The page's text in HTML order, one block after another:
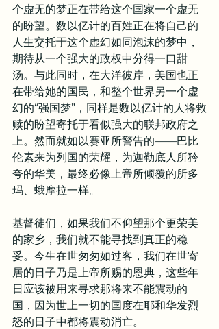
个虚无的梦正在带给这个国家一个虚无
的盼望。数以亿计的百姓正在将自己的
人生交托于这个虚幻如同泡沫的梦中，
期待从一个强大的政权中分得一口甜
汤。与此同时，在大洋彼岸，美国也正
在带给她的国民，和整个世界另一个虚
幻的“强国梦”，同样是数以亿计的人将救
赎的盼望寄托于看似强大的联邦政府之
上。然而就如以赛亚所警告的——巴比
伦素来为列国的荣耀，为迦勒底人所矜
夸的华美，最终必像上帝所倾覆的所多
玛、蛾摩拉一样。
基督徒们，如果我们不仰望那个更荣美
的家乡，我们就不能寻找到真正的稳
妥。今生在世匆匆如过客，我们在世寄
居的日子乃是上帝所赐的恩典，这些年
日应该被用来寻求那将来不能震动的
国，因为世上一切的国度在耶和华发烈
怒的日子中都将震动消亡。